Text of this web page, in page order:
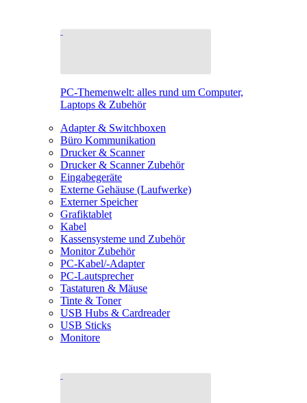
PC-Themenwelt: alles rund um Computer,
Laptops & Zubehör
Adapter & Switchboxen
Büro Kommunikation
Drucker & Scanner
Drucker & Scanner Zubehör
Eingabegeräte
Externe Gehäuse (Laufwerke)
Externer Speicher
Grafiktablet
Kabel
Kassensysteme und Zubehör
Monitor Zubehör
PC-Kabel/-Adapter
PC-Lautsprecher
Tastaturen & Mäuse
Tinte & Toner
USB Hubs & Cardreader
USB Sticks
Monitore